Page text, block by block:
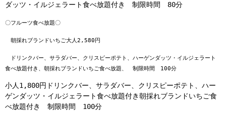
ダッツ・イルジェラート食べ放題付き 制限時間 80分
〇フルーツ食べ放題〇
朝採れブランドいちご大人2,580円
ドリンクバー、サラダバー、クリスピーポテト、ハーゲンダッツ・イルジェラート
食べ放題付き、 朝採れブランドいちご食べ放題、 制限時間 100分
小人1,800円ドリンクバー、サラダバー、クリスピーポテト、ハー
ゲンダッツ・イルジェラート食べ放題付き朝採れブランドいちご食
べ放題付き 制限時間 100分